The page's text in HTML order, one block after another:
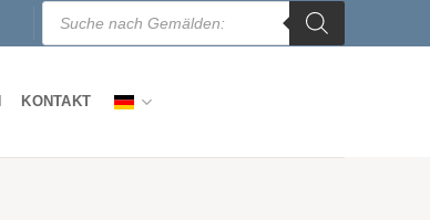
Products
search
KONTAKT